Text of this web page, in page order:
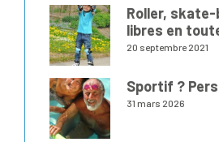
Roller,
libres en
20 septembre 2021
Sportif ?
31 mars 2026